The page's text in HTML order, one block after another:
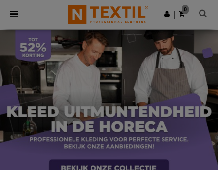
× Ntextil-app
Betere prijzen in de app!
Download app
0